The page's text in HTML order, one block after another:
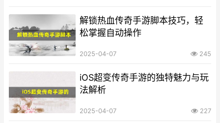
解锁热血传奇手游脚本技巧，轻
松掌握自动操作
2025-04-07 245
iOS超变传奇手游的独特魅力与玩
法解析
2025-04-07 227